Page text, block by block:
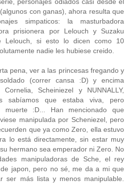
con ganas), ahora resulta que
simpaticos: la masturbadora
prisionera por Lelouch y Suzaku
Lelouch, si esto lo dicen como 10
nadie les hubiese creido.
pena, ver a las princesas fregando y
(correr cansa :D) y encima
Scheiniezel y NUNNALLY,
sabíamos que estaba viva, pero
muerte :D... Han mencionado que
manipulada por Scheniezel, pero
que ya como Zero, ella estuvo
lo está directamente, sin estar muy
hermano sea emperador ni Zero. No
manipuladoras de Sche, el rey
japon, pero no sé, me da a mi que
ser más lista y menos manipulable.